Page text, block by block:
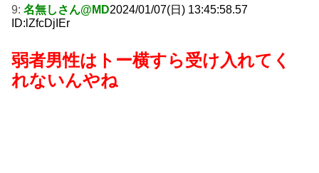
9: 名無しさん@MD2024/01/07(日) 13:45:58.57
ID:lZfcDjIEr
弱者男性はトー横すら受け入れてく
れないんやね